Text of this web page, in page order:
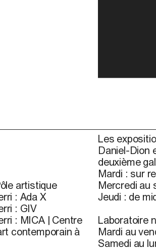
artistique
: Ada X
: GIV
: MICA | Centre
contemporain à
Les
Daniel-Dion
deuxième
Mardi : sur
Mercredi au
Jeudi : de
Laboratoire
Mardi au
Samedi au